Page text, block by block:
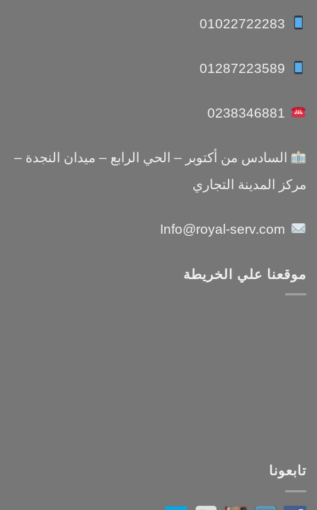
01022722283
01287223589
0238346881
السادس من أكتوبر – الحي الرابع – ميدان النجدة –
مركز المدينة التجاري
Info@royal-serv.com
موقعنا علي الخريطة
تابعونا